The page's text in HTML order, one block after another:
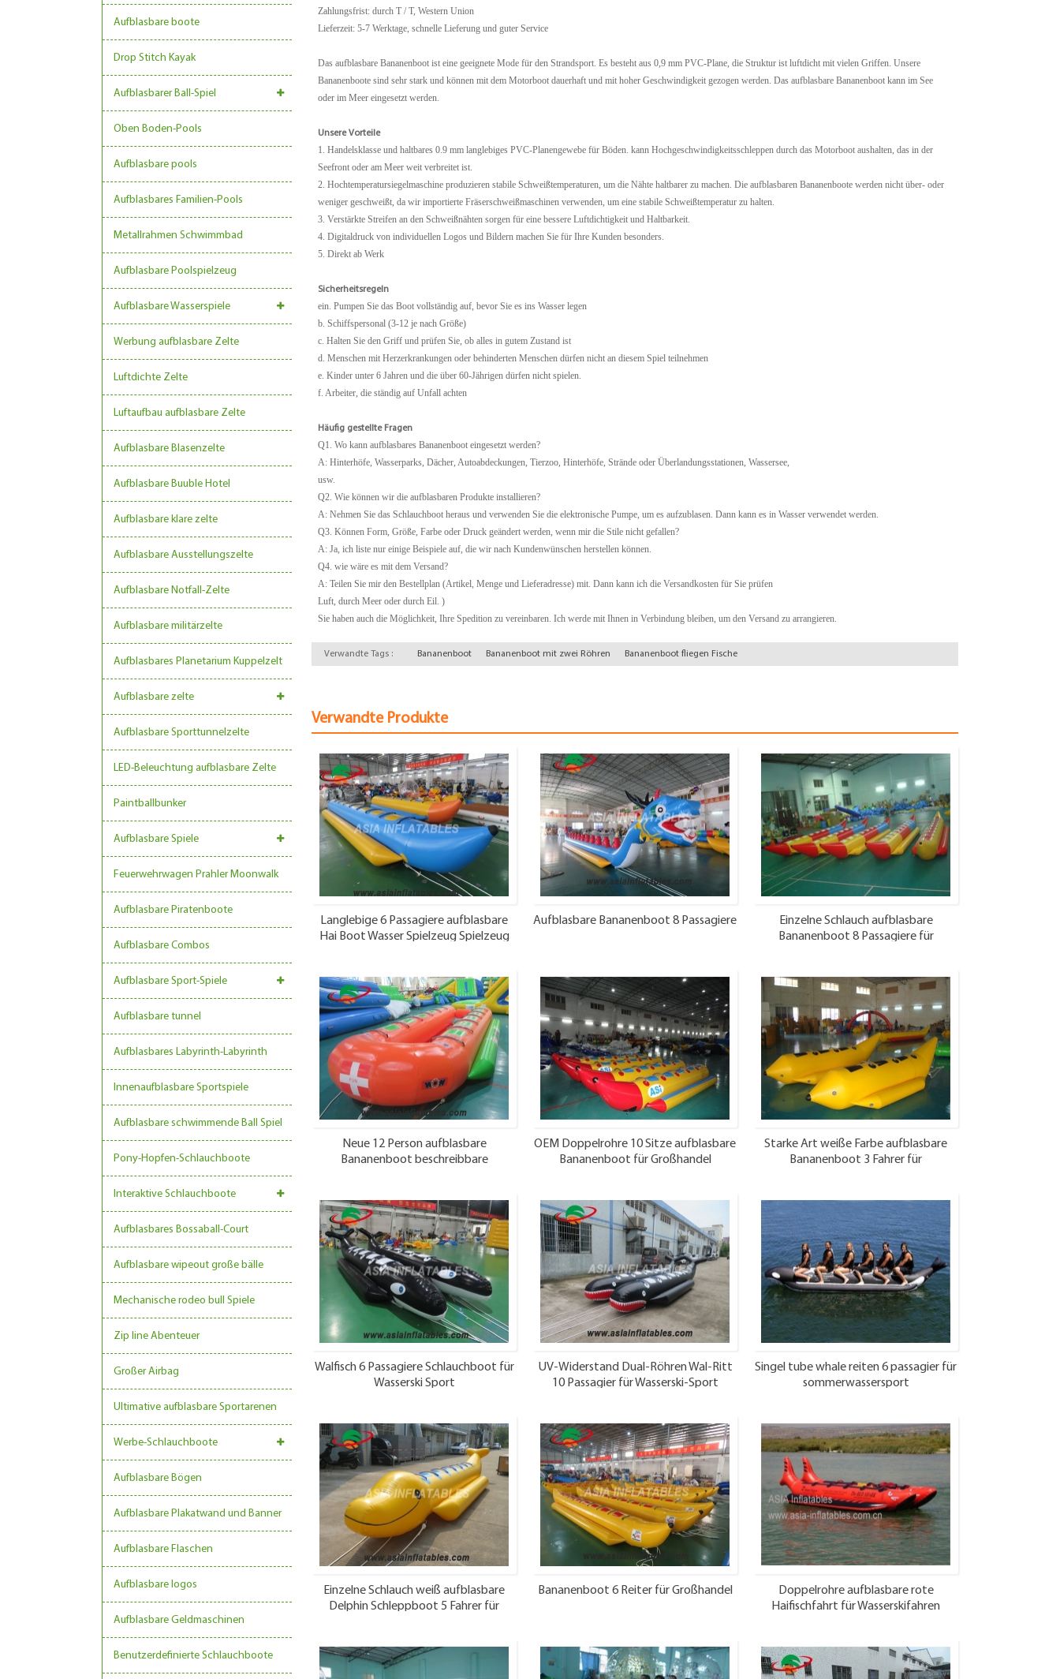
Aufblasbare boote
Drop Stitch Kayak
Aufblasbarer Ball-Spiel
Oben Boden-Pools
Aufblasbare pools
Aufblasbares Familien-Pools
Metallrahmen Schwimmbad
Aufblasbare Poolspielzeug
Aufblasbare Wasserspiele
Werbung aufblasbare Zelte
Luftdichte Zelte
Luftaufbau aufblasbare Zelte
Aufblasbare Blasenzelte
Aufblasbare Buuble Hotel
Aufblasbare klare zelte
Aufblasbare Ausstellungszelte
Aufblasbare Notfall-Zelte
Aufblasbare militärzelte
Aufblasbares Planetarium Kuppelzelt
Aufblasbare zelte
Aufblasbare Sporttunnelzelte
LED-Beleuchtung aufblasbare Zelte
Paintballbunker
Aufblasbare Spiele
Feuerwehrwagen Prahler Moonwalk
Aufblasbare Piratenboote
Aufblasbare Combos
Aufblasbare Sport-Spiele
Aufblasbare tunnel
Aufblasbares Labyrinth-Labyrinth
Innenaufblasbare Sportspiele
Aufblasbare schwimmende Ball Spiel
Pony-Hopfen-Schlauchboote
Interaktive Schlauchboote
Aufblasbares Bossaball-Court
Aufblasbare wipeout große bälle
Mechanische rodeo bull Spiele
Zip line Abenteuer
Großer Airbag
Ultimative aufblasbare Sportarenen
Werbe-Schlauchboote
Aufblasbare Bögen
Aufblasbare Plakatwand und Banner
Aufblasbare Flaschen
Aufblasbare logos
Aufblasbare Geldmaschinen
Benutzerdefinierte Schlauchboote
Zahlungsfrist: durch T / T, Western Union
Lieferzeit: 5-7 Werktage, schnelle Lieferung und guter Service
Das aufblasbare Bananenboot ist eine geeignete Mode für den Strandsport. Es besteht aus 0,9 mm PVC-Plane, die Struktur ist luftdicht mit vielen Griffen. Unsere
Bananenboote sind sehr stark und können mit dem Motorboot dauerhaft und mit hoher Geschwindigkeit gezogen werden. Das aufblasbare Bananenboot kann im See
oder im Meer eingesetzt werden.
Unsere Vorteile
1. Handelsklasse und haltbares 0.9 mm langlebiges PVC-Planengewebe für Böden. kann Hochgeschwindigkeitsschleppen durch das Motorboot aushalten, das in der
Seefront oder am Meer weit verbreitet ist.
2. Hochtemperatursiegelmaschine produzieren stabile Schweißtemperaturen, um die Nähte haltbarer zu machen. Die aufblasbaren Bananenboote werden nicht über- oder
weniger geschweißt, da wir importierte Fräserschweißmaschinen verwenden, um eine stabile Schweißtemperatur zu halten.
3. Verstärkte Streifen an den Schweißnähten sorgen für eine bessere Luftdichtigkeit und Haltbarkeit.
4. Digitaldruck von individuellen Logos und Bildern machen Sie für Ihre Kunden besonders.
5. Direkt ab Werk
Sicherheitsregeln
ein. Pumpen Sie das Boot vollständig auf, bevor Sie es ins Wasser legen
b. Schiffspersonal (3-12 je nach Größe)
c. Halten Sie den Griff und prüfen Sie, ob alles in gutem Zustand ist
d. Menschen mit Herzerkrankungen oder behinderten Menschen dürfen nicht an diesem Spiel teilnehmen
e. Kinder unter 6 Jahren und die über 60-Jährigen dürfen nicht spielen.
f. Arbeiter, die ständig auf Unfall achten
Häufig gestellte Fragen
Q1. Wo kann aufblasbares Bananenboot eingesetzt werden?
A: Hinterhöfe, Wasserparks, Dächer, Autoabdeckungen, Tierzoo, Hinterhöfe, Strände oder Überlandungsstationen, Wassersee,
usw.
Q2. Wie können wir die aufblasbaren Produkte installieren?
A: Nehmen Sie das Schlauchboot heraus und verwenden Sie die elektronische Pumpe, um es aufzublasen. Dann kann es in Wasser verwendet werden.
Q3. Können Form, Größe, Farbe oder Druck geändert werden, wenn mir die Stile nicht gefallen?
A: Ja, ich liste nur einige Beispiele auf, die wir nach Kundenwünschen herstellen können.
Q4. wie wäre es mit dem Versand?
A: Teilen Sie mir den Bestellplan (Artikel, Menge und Lieferadresse) mit. Dann kann ich die Versandkosten für Sie prüfen
Luft, durch Meer oder durch Eil. )
Sie haben auch die Möglichkeit, Ihre Spedition zu vereinbaren. Ich werde mit Ihnen in Verbindung bleiben, um den Versand zu arrangieren.
Verwandte Tags : Bananenboot Bananenboot mit zwei Röhren Bananenboot fliegen Fische
Verwandte Produkte
Langlebige 6 Passagiere aufblasbare
Hai Boot Wasser Spielzeug Spielzeug
Aufblasbare Bananenboot 8 Passagiere
Einzelne Schlauch aufblasbare
Bananenboot 8 Passagiere für
Neue 12 Person aufblasbare
Bananenboot beschreibbare
OEM Doppelrohre 10 Sitze aufblasbare
Bananenboot für Großhandel
Starke Art weiße Farbe aufblasbare
Bananenboot 3 Fahrer für
Walfisch 6 Passagiere Schlauchboot für
Wasserski Sport
UV-Widerstand Dual-Röhren Wal-Ritt
10 Passagier für Wasserski-Sport
Singel tube whale reiten 6 passagier für
sommerwassersport
Einzelne Schlauch weiß aufblasbare
Delphin Schleppboot 5 Fahrer für
Bananenboot 6 Reiter für Großhandel
Doppelrohre aufblasbare rote
Haifischfahrt für Wasserskifahren